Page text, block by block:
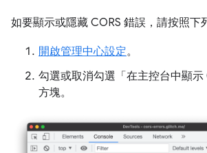
如要顯示或隱藏 CORS 錯誤，請按照下
開啟管理中心設定。
勾選或取消勾選「在主控台中顯示
方塊。